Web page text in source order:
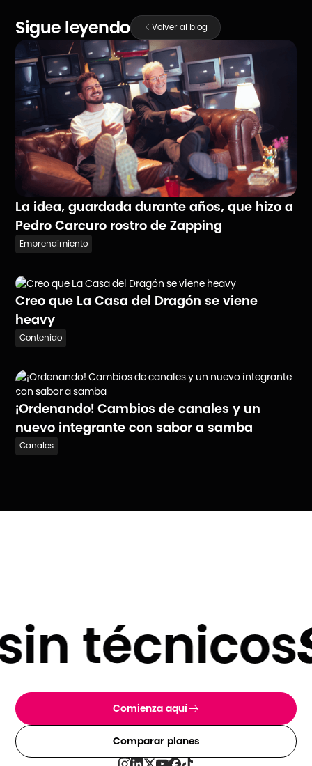
Sigue leyendo Volver al blog
La idea, guardada durante años, que hizo a
Pedro Carcuro rostro de Zapping
Emprendimiento
Creo que La Casa del Dragón se viene
heavy
Contenido
¡Ordenando! Cambios de canales y un
nuevo integrante con sabor a samba
Canales
técnicos
Comienza aquí
Comparar planes